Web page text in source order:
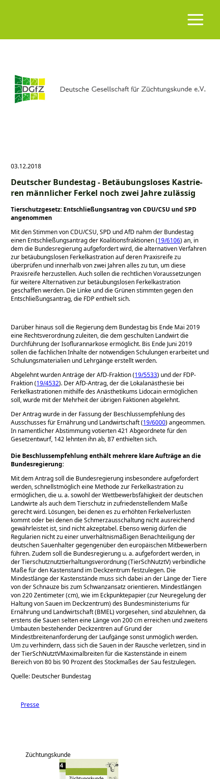
03.12.2018
Deutscher Bundestag - Betäubungsloses Kast­rie­
ren männ­licher Ferkel noch zwei Jahre zu­lässig
Tierschutzgesetz: Entschließungsantrag von CDU/CSU und SPD
angenommen
Mit den Stimmen von CDU/CSU, SPD und AfD nahm der Bundestag
einen Entschließungsantrag der Koalitionsfraktionen (19/6106) an, in
dem die Bundesregierung aufgefordert wird, die alternativen Verfahren
zur betäubungslosen Ferkelkastration auf deren Praxisreife zu
überprüfen und innerhalb von zwei Jahren alles zu tun, um diese
Praxisreife herzustellen. Auch sollen die rechtlichen Voraussetzungen
für weitere Alternativen zur betäubungslosen Ferkelkastration
geschaffen werden. Die Linke und die Grünen stimmten gegen den
Entschließungsantrag, die FDP enthielt sich.
Darüber hinaus soll die Regierung dem Bundestag bis Ende Mai 2019
eine Rechtsverordnung zuleiten, die dem geschulten Landwirt die
Durchführung der Isoflurannarkose ermöglicht. Bis Ende Juni 2019
sollen die fachlichen Inhalte der notwendigen Schulungen erarbeitet und
Schulungsmaterialien und Lehrgänge erstellt werden.
Abgelehnt wurden Anträge der AfD-Fraktion (19/5533) und der FDP-
Fraktion (19/4532). Der AfD-Antrag, der die Lokalanästhesie bei
Ferkelkastrationen mithilfe des Anästhetikums Lidocain ermöglichen
soll, wurde mit der Mehrheit der übrigen Faktionen abgelehnt.
Der Antrag wurde in der Fassung der Beschlussempfehlung des
Ausschusses für Ernährung und Landwirtschaft (19/6000) angeommen.
In namentlicher Abstimmung votierten 421 Abgeordnete für den
Gesetzentwurf, 142 lehnten ihn ab, 87 enthielten sich.
Die Beschlussempfehlung enthält mehrere klare Aufträge an die
Bundesregierung:
Mit dem Antrag soll die Bundesregierung insbesondere aufgefordert
werden, schnellstmöglich eine Methode zur Ferkelkastration zu
ermöglichen, die u. a. sowohl der Wettbewerbsfähigkeit der deutschen
Landwirte als auch dem Tierschutz in zufriedenstellendem Maße
gerecht wird. Lösungen, bei denen es zu erhöhten Ferkelverlusten
kommt oder bei denen die Schmerzausschaltung nicht ausreichend
gewährleistet ist, sind nicht akzeptabel. Ebenso wenig dürfen die
Regularien nicht zu einer unverhältnismäßigen Benachteiligung der
deutschen Sauenhalter gegengenüber den europäischen Mitbewerbern
führen. Zudem soll die Bundesregierung u. a. aufgefordert werden, in
der Tierschutznutztierhaltungsverordnung (TierSchNutztV) verbindliche
Maße für den Kastenstand im Deckzentrum festzulegen. Die
Mindestlänge der Kastenstände muss sich dabei an der Länge der Tiere
von der Schnauze bis zum Schwanzansatz orientieren. Mindestlängen
von 220 Zentimeter (cm), wie im Eckpunktepapier (zur Neuregelung der
Haltung von Sauen im Deckzentrum) des Bundesministeriums für
Ernährung und Landwirtschaft (BMEL) vorgesehen, sind abzulehnen, da
erstens die Sauen selten eine Länge von 200 cm erreichen und zweitens
Umbauten bestehender Deckzentren auf Grund der
Mindestbreitenanforderung der Laufgänge sonst unmöglich werden.
Um zu verhindern, dass sich die Sauen in der Rausche verletzen, sind in
der TierSchNutztVMaximalbreiten für die Kastenstände in einem
Bereich von 80 bis 90 Prozent des Stockmaßes der Sau festzulegen.
Quelle: Deutscher Bundestag
Presse
Züchtungskunde